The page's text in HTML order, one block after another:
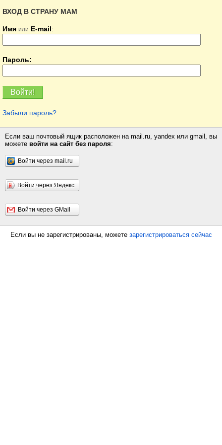
ВХОД В СТРАНУ МАМ
Имя или E-mail:
Пароль:
Забыли пароль?
Если ваш почтовый ящик расположен на mail.ru, yandex или gmail, вы
можете войти на сайт без пароля:
Войти через mail.ru
Войти через Яндекс
Войти через GMail
Если вы не зарегистрированы, можете зарегистрироваться сейчас